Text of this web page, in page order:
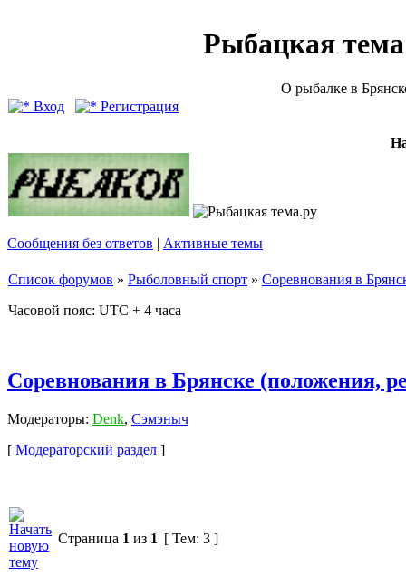
Рыбацкая
О рыбалке в
Вход
Регистрация
Сообщения без ответов | Активные темы
Список форумов » Рыболовный спорт » Соревнования в
Часовой пояс: UTC + 4 часа
Соревнования в Брянске (положения,
Модераторы: Denk, Сэмэныч
[ Модераторский раздел ]
Страница 1 из 1 [ Тем: 3 ]